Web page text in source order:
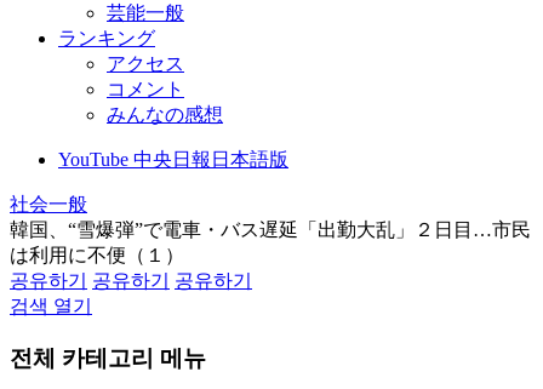
芸能一般
ランキング
アクセス
コメント
みんなの感想
YouTube 中央日報日本語版
社会一般
韓国、“雪爆弾”で電車・バス遅延「出勤大乱」２日目…市民
は利用に不便（１）
공유하기
공유하기
공유하기
검색 열기
전체 카테고리 메뉴